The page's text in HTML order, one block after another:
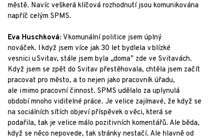
městě. Navíc veškerá klíčová rozhodnutí jsou komunikována
napříč celým SPMS.
Eva Huschková: V komunální politice jsem úplný
nováček. I když jsem více jak 30 let bydlela v blízké
vesnici u Svitav, stále jsem byla „doma” zde ve Svitavách.
Když jsem se zpět do Svitav přestěhovala, chtěla jsem začít
pracovat pro město, a to nejen jako pracovník úřadu,
ale i mimo pracovní činnost. SPMS udělalo za uplynulá
období mnoho viditelné práce. Je velice zajímavé, že když se
na sociálních sítích objeví příspěvek o věci, která se
podařila, tak je velice málo pozitivních komentářů. Ale běda,
když se něco nepovede, tak stránky nestačí. Ale hlavně od